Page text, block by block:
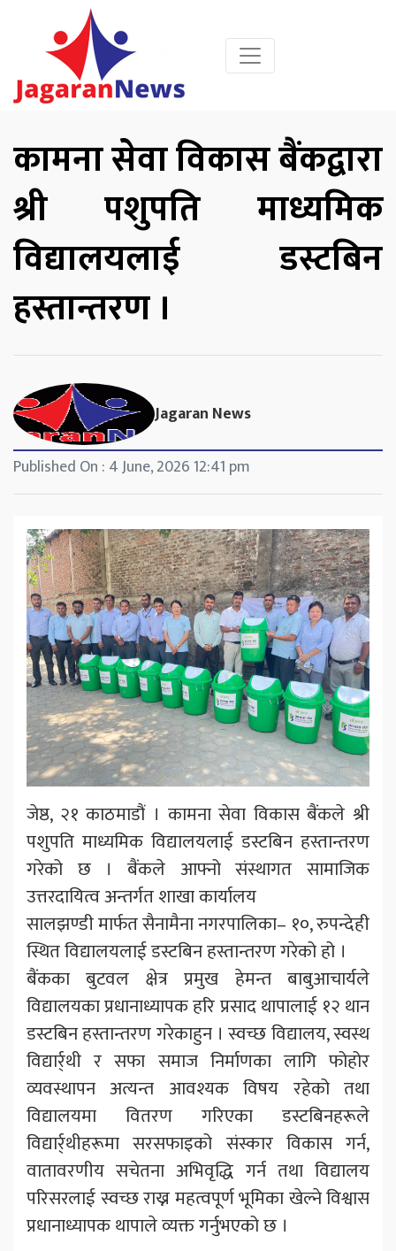
कामना सेवा विकास बैंकद्वारा
श्री पशुपति माध्यमिक
विद्यालयलाई डस्टबिन
हस्तान्तरण ।
Jagaran News
Published On : 4 June, 2026 12:41 pm
जेष्ठ, २१ काठमाडौं । कामना सेवा विकास बैंकले श्री
पशुपति माध्यमिक विद्यालयलाई डस्टबिन हस्तान्तरण
गरेको छ । बैंकले आफ्नो संस्थागत सामाजिक
उत्तरदायित्व अन्तर्गत शाखा कार्यालय
सालझण्डी मार्फत सैनामैना नगरपालिका– १०, रुपन्देही
स्थित विद्यालयलाई डस्टबिन हस्तान्तरण गरेको हो ।
बैंकका बुटवल क्षेत्र प्रमुख हेमन्त बाबुआचार्यले
विद्यालयका प्रधानाध्यापक हरि प्रसाद थापालाई १२ थान
डस्टबिन हस्तान्तरण गरेकाहुन । स्वच्छ विद्यालय, स्वस्थ
विद्यार्र्थी र सफा समाज निर्माणका लागि फोहोर
व्यवस्थापन अत्यन्त आवश्यक विषय रहेको तथा
विद्यालयमा वितरण गरिएका डस्टबिनहरूले
विद्यार्र्थीहरूमा सरसफाइको संस्कार विकास गर्न,
वातावरणीय सचेतना अभिवृद्धि गर्न तथा विद्यालय
परिसरलाई स्वच्छ राख्न महत्वपूर्ण भूमिका खेल्ने विश्वास
प्रधानाध्यापक थापाले व्यक्त गर्नुभएको छ ।